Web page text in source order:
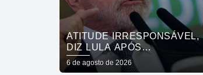
ATITUDE IRRESPONSÁVEL,
DIZ LULA APÓS
REVOGAÇÃO DE VISTO DE
EMBAIXADORA
6 de agosto de 2026